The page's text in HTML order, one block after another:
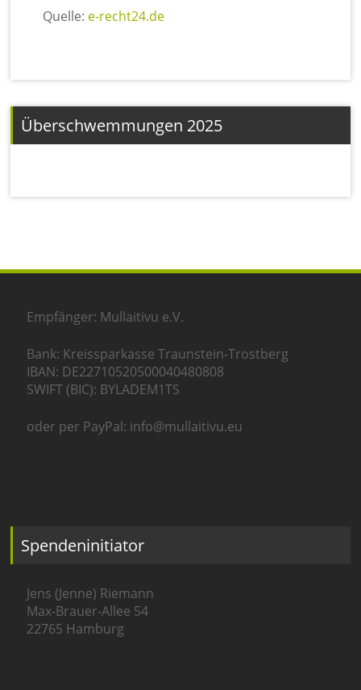
Quelle: e-recht24.de
Überschwemmungen 2025
Empfänger: Mullaitivu e.V.
Bank: Kreissparkasse Traunstein-Trostberg
IBAN: DE22710520500040480808
SWIFT (BIC): BYLADEM1TS
oder per PayPal: info@mullaitivu.eu
Spendeninitiator
Jens (Jenne) Riemann
Max-Brauer-Allee 54
22765 Hamburg